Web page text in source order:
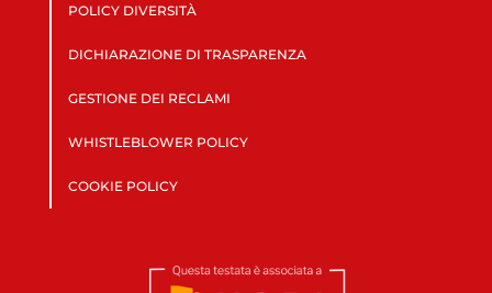
POLICY DIVERSITÀ
DICHIARAZIONE DI TRASPARENZA
GESTIONE DEI RECLAMI
WHISTLEBLOWER POLICY
COOKIE POLICY